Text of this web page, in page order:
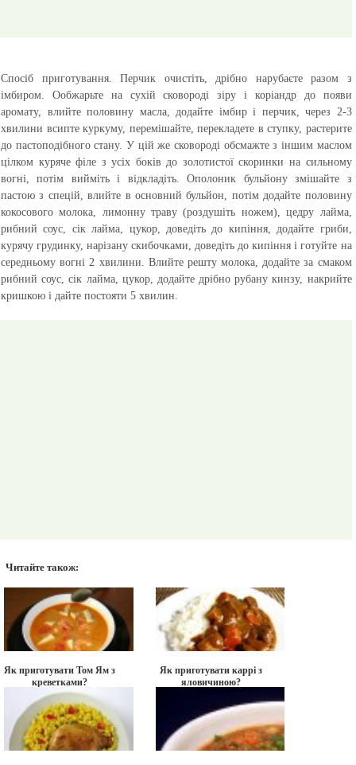
Спосіб приготування. Перчик очистіть, дрібно нарубаєте разом з
імбиром. Ообжарьте на сухій сковороді зіру і коріандр до появи
аромату, влийте половину масла, додайте імбир і перчик, через 2-3
хвилини всипте куркуму, перемішайте, перекладете в ступку, растерите
до пастоподібного стану. У цій же сковороді обсмажте з іншим маслом
цілком куряче філе з усіх боків до золотистої скоринки на сильному
вогні, потім вийміть і відкладіть. Ополоник бульйону змішайте з
пастою з спецій, влийте в основний бульйон, потім додайте половину
кокосового молока, лимонну траву (роздушіть ножем), цедру лайма,
рибний соус, сік лайма, цукор, доведіть до кипіння, додайте гриби,
курячу грудинку, нарізану скибочками, доведіть до кипіння і готуйте на
середньому вогні 2 хвилини. Влийте решту молока, додайте за смаком
рибний соус, сік лайма, цукор, додайте дрібно рубану кинзу, накрийте
кришкою і дайте постояти 5 хвилин.
Читайте також:
Як приготувати Том Ям з
креветками?
Як приготувати каррі з
яловичиною?